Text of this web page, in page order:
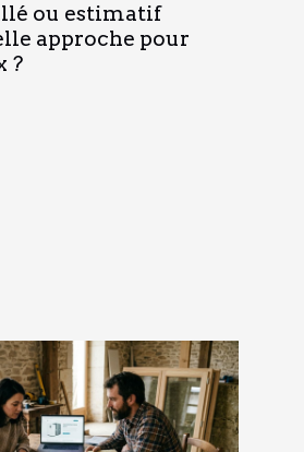
ou estimatif
approche pour
?